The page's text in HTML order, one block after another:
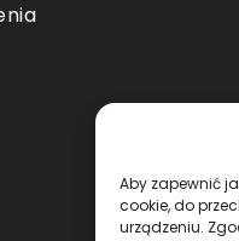
Aby zapewnić
cookie, do
urządzeniu.